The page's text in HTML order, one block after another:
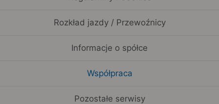
Rozkład jazdy / Przewoźnicy
Informacje o spółce
Współpraca
Pozostałe serwisy